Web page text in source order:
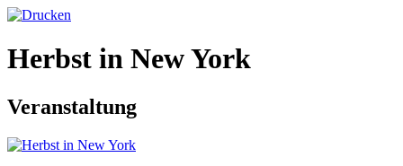
Herbst in New York
Veranstaltung